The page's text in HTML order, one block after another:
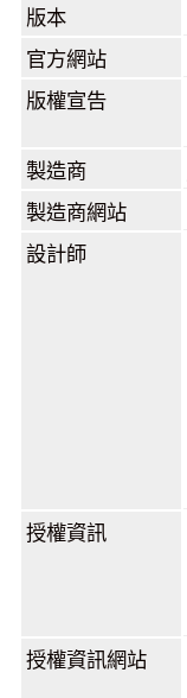
版本
官方網站
版權宣告
製造商
製造商網站
設計師
授權資訊
授權資訊網站